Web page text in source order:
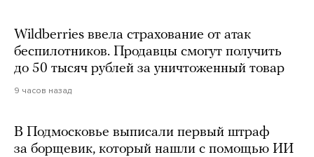
Wildberries ввела страхование от атак
беспилотников. Продавцы смогут получить
до 50 тысяч рублей за уничтоженный товар
9 часов назад
В Подмосковье выписали первый штраф
за борщевик, который нашли с помощью ИИ